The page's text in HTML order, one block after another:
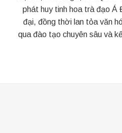
phát huy tinh hoa trà đạo Á
đại, đồng thời lan tỏa văn
qua đào tạo chuyên sâu và